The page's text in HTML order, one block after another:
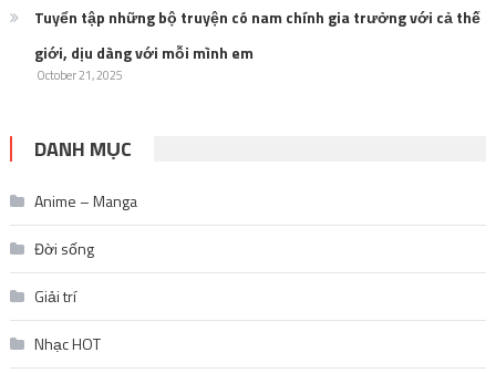
Tuyển tập những bộ truyện có nam chính gia trưởng với cả thế
giới, dịu dàng với mỗi mình em
October 21, 2025
DANH MỤC
Anime – Manga
Đời sống
Giải trí
Nhạc HOT